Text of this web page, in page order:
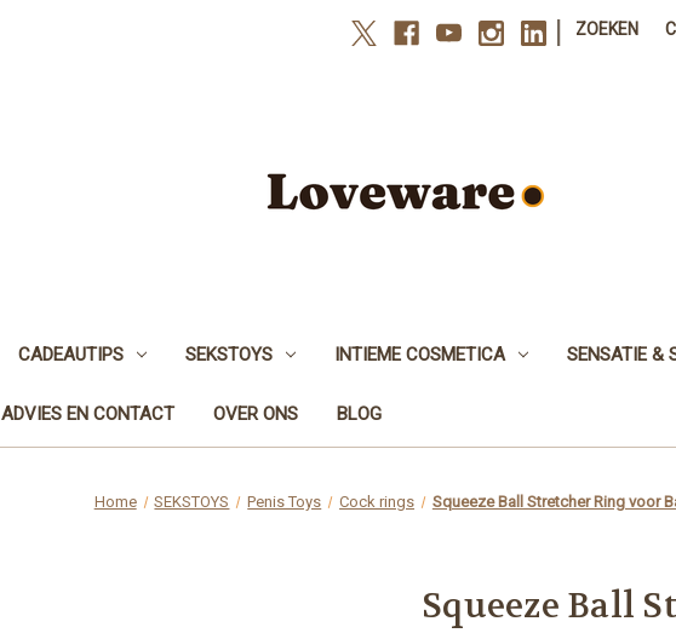
ZOEKEN
CADEAUTIPS SEKSTOYS INTIEME COSMETICA SENSATIE &
ADVIES EN CONTACT OVER ONS BLOG
Home SEKSTOYS Penis Toys Cock rings Squeeze Ball Stretcher Ring voor
Squeeze Ball